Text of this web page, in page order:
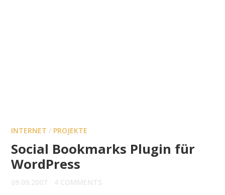
INTERNET / PROJEKTE
Social Bookmarks Plugin für
WordPress
09.09.2007 4 COMMENTS